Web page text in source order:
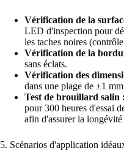
Vérification de la
LED d'inspection pour
les taches noires
Vérification de la
sans éclats.
Vérification des
dans une plage de ±1
Test de brouillard salin :
pour 300 heures d'essai
afin d'assurer la
5. Scénarios d'application